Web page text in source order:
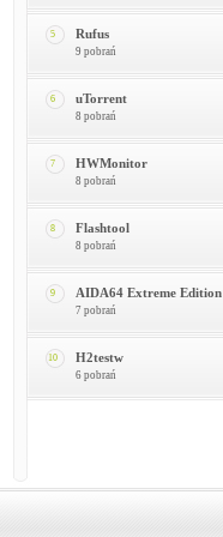
5 Rufus
9 pobrań
6 uTorrent
8 pobrań
7 HWMonitor
8 pobrań
8 Flashtool
8 pobrań
9 AIDA64 Extreme Edition
7 pobrań
10 H2testw
6 pobrań